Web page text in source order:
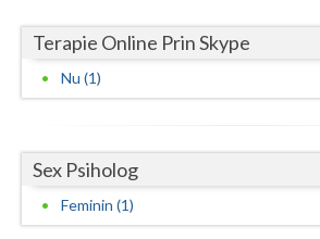
Mures
Neamt
Prahova
Salaj
Terapie Online Prin Skype
Nu (1)
Sex Psiholog
Feminin (1)